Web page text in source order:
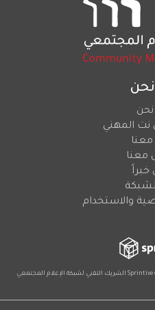
نت المهني
معنا
معنا
والاستخدام
Sprintive الشريك التقني لشبكة الإعلام المجتمعي